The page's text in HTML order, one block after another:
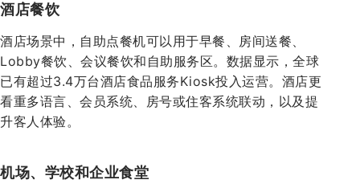
酒店餐饮
酒店场景中，自助点餐机可以用于早餐、房间送餐、
Lobby餐饮、会议餐饮和自助服务区。数据显示，全球
已有超过3.4万台酒店食品服务Kiosk投入运营。酒店更
看重多语言、会员系统、房号或住客系统联动，以及提
升客人体验。
机场、学校和企业食堂